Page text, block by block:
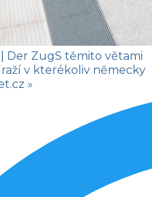
| Der ZugS těmito větami
v kterékoliv německy
»